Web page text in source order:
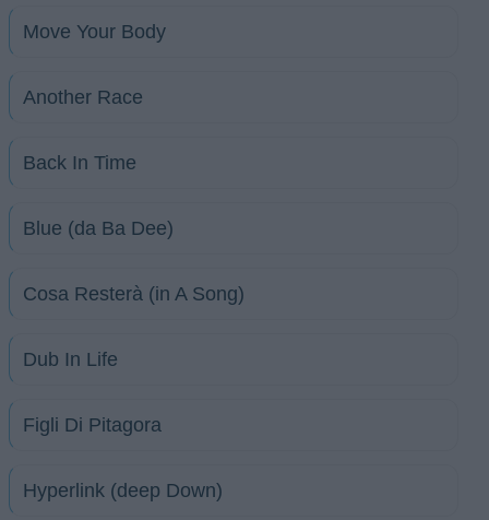
Move Your Body
Another Race
Back In Time
Blue (da Ba Dee)
Cosa Resterà (in A Song)
Dub In Life
Figli Di Pitagora
Hyperlink (deep Down)